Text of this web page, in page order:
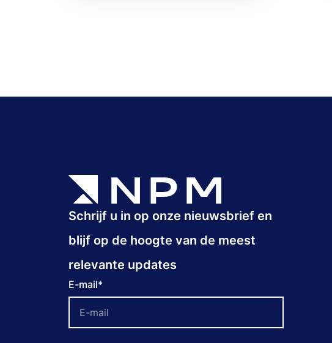
Schrijf u in op onze nieuwsbrief en
blijf op de hoogte van de meest
relevante updates
E-mail*